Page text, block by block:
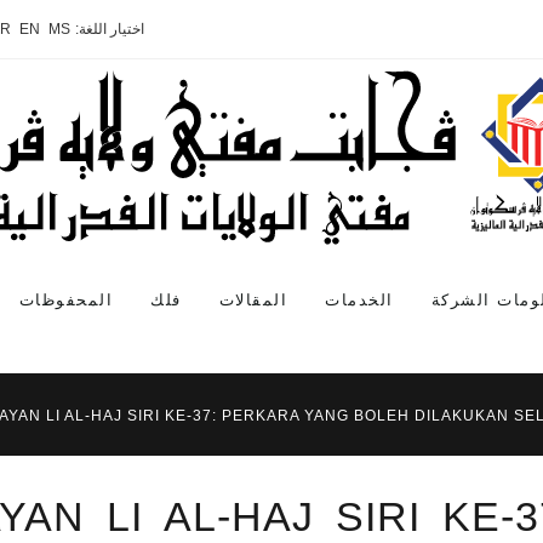
اختيار اللغة: MS
EN
الشركة الخدمات المقالات فلك المحفوظات
LI AL-HAJ SIRI KE-37: PERKARA YANG BOLEH DILAKUKAN
LI AL-HAJ SIRI KE-